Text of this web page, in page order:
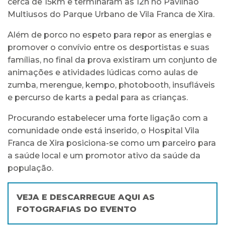
Multiusos do Parque Urbano de Vila Franca de Xira.
Além de porco no espeto para repor as energias e
promover o convívio entre os desportistas e suas
famílias, no final da prova existiram um conjunto de
animações e atividades lúdicas como aulas de
zumba, merengue, kempo, photobooth, insufláveis
e percurso de karts a pedal para as crianças.
Procurando estabelecer uma forte ligação com a
comunidade onde está inserido, o Hospital Vila
Franca de Xira posiciona-se como um parceiro para
a saúde local e um promotor ativo da saúde da
população.
VEJA E DESCARREGUE AQUI AS
FOTOGRAFIAS DO EVENTO